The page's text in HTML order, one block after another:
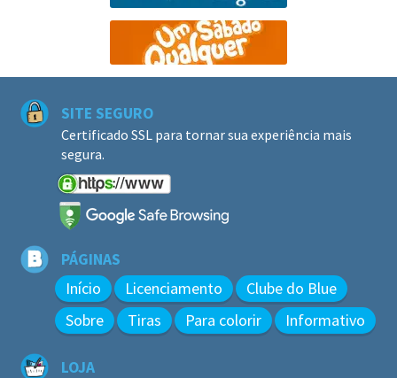
SITE SEGURO
Certificado SSL para tornar sua experiência mais
segura.
PÁGINAS
Início Licenciamento
Clube do Blue
Sobre
Tiras Para colorir Informativo
LOJA